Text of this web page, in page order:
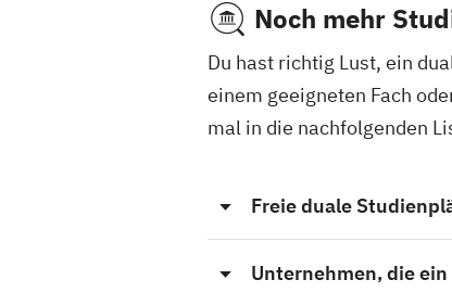
Noch mehr
Du hast richtig Lust, ein
einem geeigneten Fach
mal in die nachfolgenden
Freie duale
Unternehmen, die